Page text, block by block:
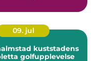
09. jul
kuststadens
golfupplevelse